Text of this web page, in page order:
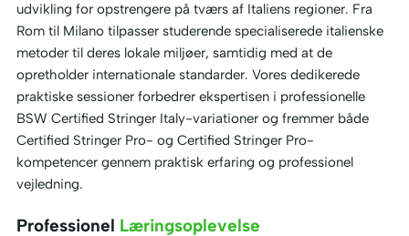
udvikling for opstrengere på tværs af Italiens regioner. Fra
Rom til Milano tilpasser studerende specialiserede italienske
metoder til deres lokale miljøer, samtidig med at de
opretholder internationale standarder. Vores dedikerede
praktiske sessioner forbedrer ekspertisen i professionelle
BSW Certified Stringer Italy-variationer og fremmer både
Certified Stringer Pro- og Certified Stringer Pro-
kompetencer gennem praktisk erfaring og professionel
vejledning.
Professionel Læringsoplevelse